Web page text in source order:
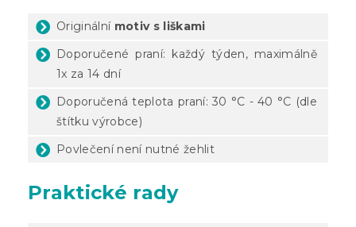
Originální motiv s liškami
Doporučené praní: každý týden, maximálně
1x za 14 dní
Doporučená teplota praní: 30 °C - 40 °C (dle
štítku výrobce)
Povlečení není nutné žehlit
Praktické rady